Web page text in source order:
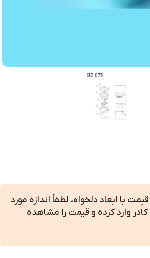
با ابعاد دلخواه، لطفاً اندازه مورد
کادر وارد کرده و قیمت را مشاهده